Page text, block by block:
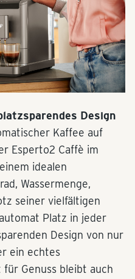
Design
Kaffee auf
Esperto2 Caffè im
idealen
Wassermenge,
seiner vielfältigen
Platz in jeder
Design von nur
ein echtes
für Genuss bleibt auch